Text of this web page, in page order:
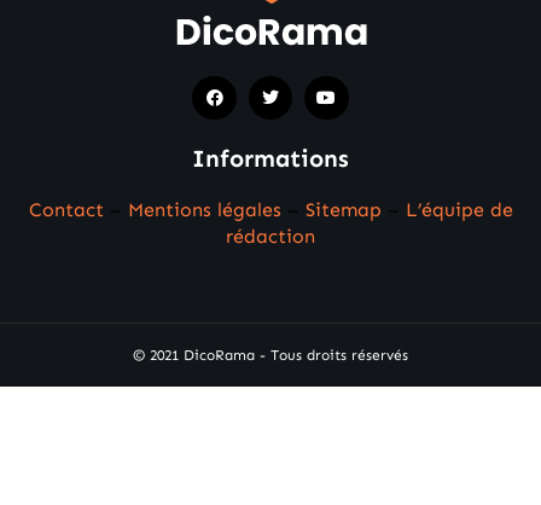
Informations
Contact Mentions légales Sitemap
L’équipe de
rédaction
© 2021 DicoRama - Tous droits réservés